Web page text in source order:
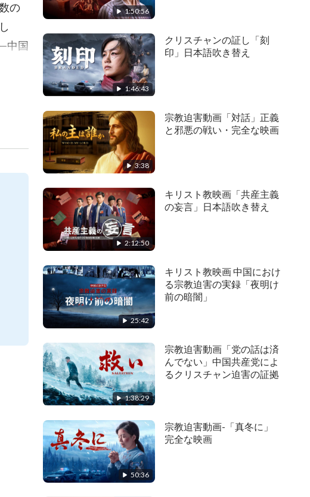
の
中国
っ
が
で
1:50:56
1:46:43
クリスチャンの証し「刻
印」日本語吹き替え
3:38
宗教迫害動画「対話」正義
と邪悪の戦い・完全な映画
2:12:50
キリスト教映画「共産主義
の妄言」日本語吹き替え
25:42
キリスト教映画 中国におけ
る宗教迫害の実録「夜明け
前の暗闇」
1:38:29
宗教迫害動画「党の話は済
んでない」中国共産党によ
るクリスチャン迫害の証拠
50:36
宗教迫害動画-「真冬に」
完全な映画